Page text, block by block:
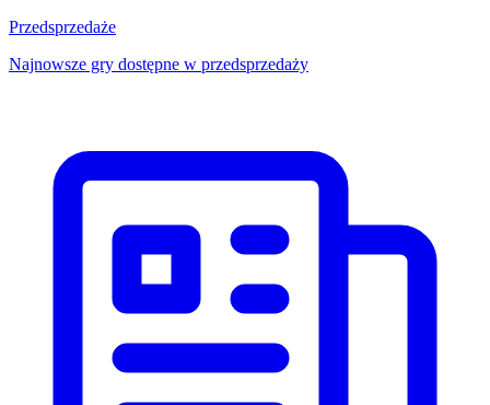
Przedsprzedaże
Najnowsze gry dostępne w przedsprzedaży